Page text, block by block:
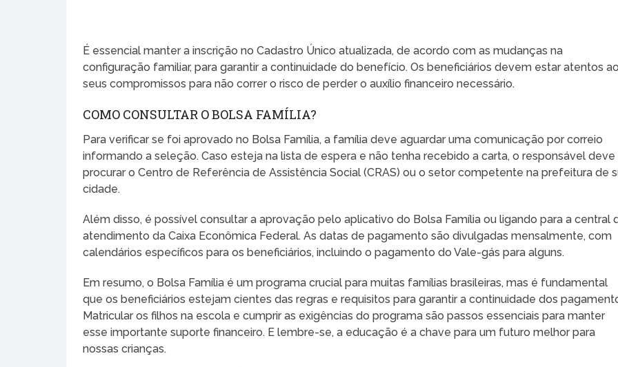
É essencial manter a inscrição no Cadastro Único atualizada, de acordo com as mudanças na
configuração familiar, para garantir a continuidade do benefício. Os beneficiários devem estar atentos
seus compromissos para não correr o risco de perder o auxílio financeiro necessário.
COMO CONSULTAR O BOLSA FAMÍLIA?
Para verificar se foi aprovado no Bolsa Família, a família deve aguardar uma comunicação por correio
informando a seleção. Caso esteja na lista de espera e não tenha recebido a carta, o responsável deve
procurar o Centro de Referência de Assistência Social (CRAS) ou o setor competente na prefeitura de
cidade.
Além disso, é possível consultar a aprovação pelo aplicativo do Bolsa Família ou ligando para a central
atendimento da Caixa Econômica Federal. As datas de pagamento são divulgadas mensalmente, com
calendários específicos para os beneficiários, incluindo o pagamento do Vale-gás para alguns.
Em resumo, o Bolsa Família é um programa crucial para muitas famílias brasileiras, mas é fundamental
que os beneficiários estejam cientes das regras e requisitos para garantir a continuidade dos
Matricular os filhos na escola e cumprir as exigências do programa são passos essenciais para manter
esse importante suporte financeiro. E lembre-se, a educação é a chave para um futuro melhor para
nossas crianças.